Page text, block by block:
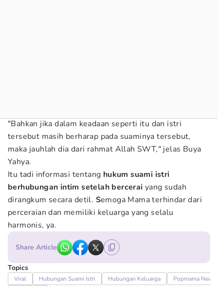
"Bahkan jika dalam keadaan seperti itu dan istri
tersebut masih berharap pada suaminya tersebut,
maka jauhlah dia dari rahmat Allah SWT," jelas Buya
Yahya.
Itu tadi informasi tentang hukum suami istri
berhubungan intim setelah bercerai yang sudah
dirangkum secara detil. Semoga Mama terhindar dari
perceraian dan memiliki keluarga yang selalu
harmonis, ya.
Share Article
Topics
Viral Hubungan Suami Istri Hubungan Keluarga
Popmama News